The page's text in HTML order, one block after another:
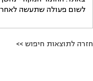
לשום פעולה שתעשה לאחר
חזרה לתוצאות חיפוש >>